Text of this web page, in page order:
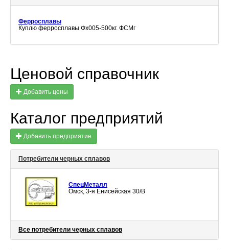
Ферросплавы
Куплю ферросплавы Фх005-500кг. ФСМг
Ценовой справочник
Добавить цены
Каталог предприятий
Добавить предприятие
Потребители черных сплавов
СпецМеталл
Омск, 3-я Енисейская 30/В
Все потребители черных сплавов